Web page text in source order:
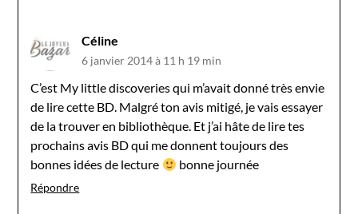
Céline
6 janvier 2014 à 11 h 19 min
C’est My little discoveries qui m’avait donné très envie
de lire cette BD. Malgré ton avis mitigé, je vais essayer
de la trouver en bibliothèque. Et j’ai hâte de lire tes
prochains avis BD qui me donnent toujours des
bonnes idées de lecture
bonne journée
Répondre